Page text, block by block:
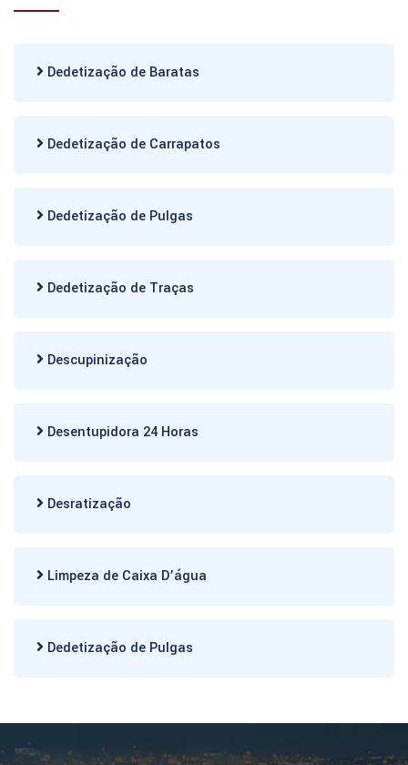
Dedetização de Baratas
Dedetização de Carrapatos
Dedetização de Pulgas
Dedetização de Traças
Descupinização
Desentupidora 24 Horas
Desratização
Limpeza de Caixa D’água
Dedetização de Pulgas